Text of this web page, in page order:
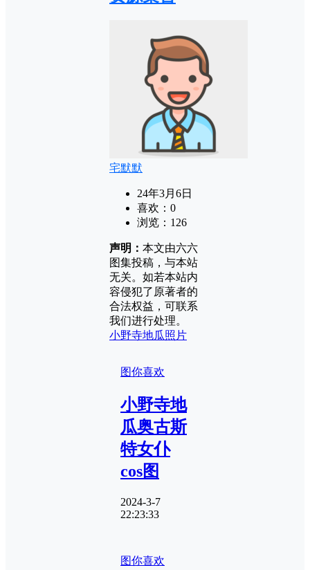
宅默默
24年3月6日
喜欢： 0
浏览： 126
声明： 本文由六六
图集投稿，与本站
无关。如若本站内
容侵犯了原著者的
合法权益，可联系
我们进行处理。
小野寺地瓜照片
图你喜欢
小野寺地
瓜奥古斯
特女仆
cos图
2024-3-7
22:23:33
图你喜欢